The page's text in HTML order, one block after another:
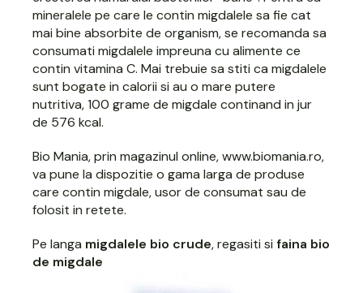
mineralele pe care le contin migdalele sa fie cat
mai bine absorbite de organism, se recomanda sa
consumati migdalele impreuna cu alimente ce
contin vitamina C. Mai trebuie sa stiti ca migdalele
sunt bogate in calorii si au o mare putere
nutritiva, 100 grame de migdale continand in jur
de 576 kcal.
Bio Mania, prin magazinul online,www.biomania.ro,
va pune la dispozitie o gama larga de produse
care contin migdale, usor de consumat sau de
folosit in retete.
Pe langa migdalele bio crude, regasiti sifaina bio
de migdale